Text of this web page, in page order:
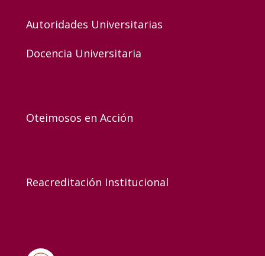
Autoridades Universitarias
Docencia Universitaria
Oteimosos en Acción
Reacreditación Institucional